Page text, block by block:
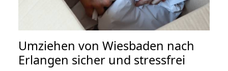
Umziehen von Wiesbaden nach
Erlangen sicher und stressfrei